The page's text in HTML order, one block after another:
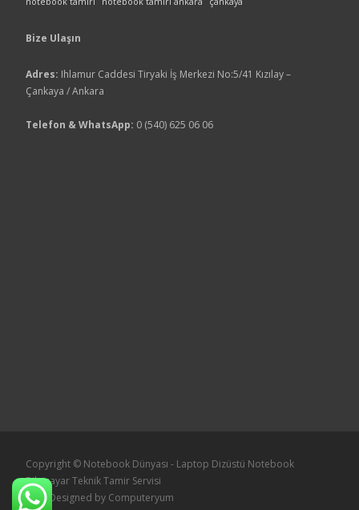
Bize Ulaşın
Adres: Ihlamur Caddesi Tiryaki İş Merkezi No:5/41 Kızılay –
Çankaya / Ankara
Telefon & WhatsApp: 0 (540) 625 06 06
Copyright © Notebook Dünyası - Laptop Dizüstü Notebook
Bilgisayar Teknik Tamir Servisi
Web Designed by Computeryum